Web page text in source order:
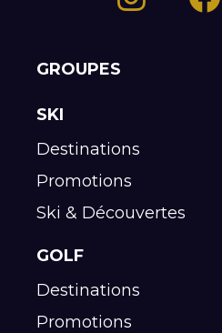
GROUPES
SKI
Destinations
Promotions
Ski & Découvertes
GOLF
Destinations
Promotions